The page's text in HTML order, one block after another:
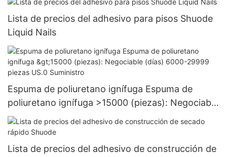
Lista de precios del adhesivo para pisos Shuode
Liquid Nails
Espuma de poliuretano ignífuga Espuma de
poliuretano ignífuga >15000 (piezas): Negociable
(días) 6000-29999 piezas US.0 Suministro
Lista de precios del adhesivo de construcción de